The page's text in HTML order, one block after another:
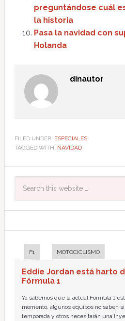
preguntándose cuál
la historia
Pasa la navidad con
Holanda
dinautor
FILED UNDER: ESPECIALES
TAGGED WITH: NAVIDAD
F1 MOTOCICLISMO
Eddie Jordan está harto
Fórmula 1
Ya sabemos que la actual Fórmula 1
momento, algunos equipos no saben
temporada y otros necesitarán una